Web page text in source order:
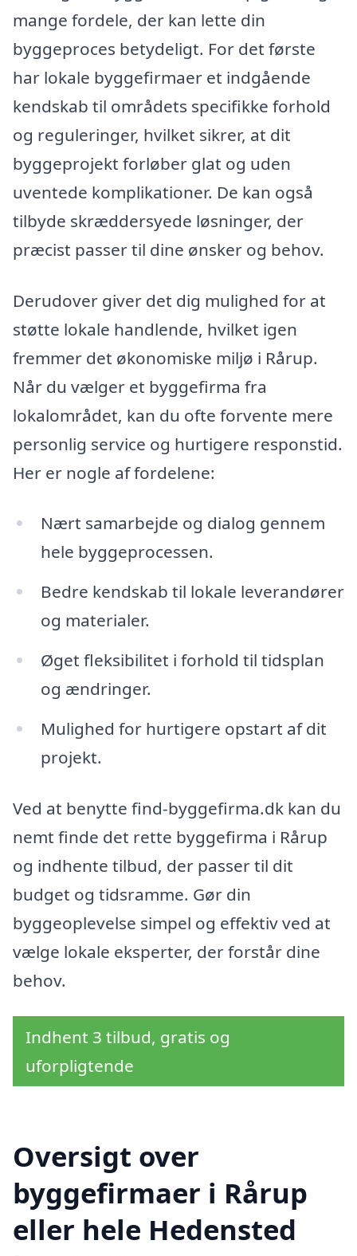
mange fordele, der kan lette din
byggeproces betydeligt. For det første
har lokale byggefirmaer et indgående
kendskab til områdets specifikke forhold
og reguleringer, hvilket sikrer, at dit
byggeprojekt forløber glat og uden
uventede komplikationer. De kan også
tilbyde skræddersyede løsninger, der
præcist passer til dine ønsker og behov.
Derudover giver det dig mulighed for at
støtte lokale handlende, hvilket igen
fremmer det økonomiske miljø i Rårup.
Når du vælger et byggefirma fra
lokalområdet, kan du ofte forvente mere
personlig service og hurtigere responstid.
Her er nogle af fordelene:
Nært samarbejde og dialog gennem
hele byggeprocessen.
Bedre kendskab til lokale leverandører
og materialer.
Øget fleksibilitet i forhold til tidsplan
og ændringer.
Mulighed for hurtigere opstart af dit
projekt.
Ved at benytte find-byggefirma.dk kan du
nemt finde det rette byggefirma i Rårup
og indhente tilbud, der passer til dit
budget og tidsramme. Gør din
byggeoplevelse simpel og effektiv ved at
vælge lokale eksperter, der forstår dine
behov.
Indhent 3 tilbud, gratis og
uforpligtende
Oversigt over
byggefirmaer i Rårup
eller hele Hedensted